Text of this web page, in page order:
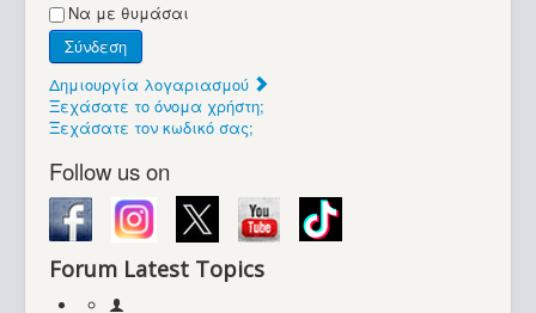
Να με θυμάσαι
Σύνδεση
Δημιουργία λογαριασμού
Ξεχάσατε το όνομα χρήστη;
Ξεχάσατε τον κωδικό σας;
Follow us on
Forum Latest Topics